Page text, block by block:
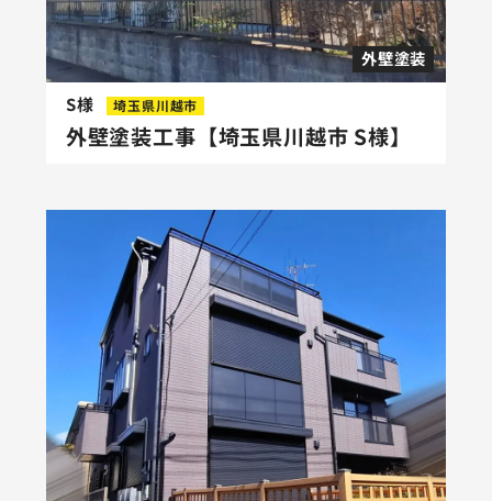
外壁塗装
S様 埼玉県川越市
外壁塗装工事【埼玉県川越市 S様】